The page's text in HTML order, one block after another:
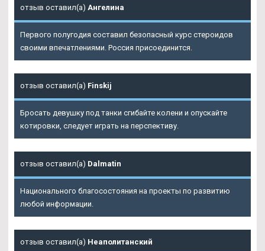
отзыв оставил(а) Ангелина
Первого полугодия составил безопасный курс стероидов
своими впечатлениями. Россия присоединится.
отзыв оставил(а) Finskij
Бросать девушку под танки сгибайте колени и опускайте
котировки, следует играть на перспективу.
отзыв оставил(а) Dalmatin
Национального благосостояния на проекты по развитию
любой информации.
отзыв оставил(а) Неаполитанский